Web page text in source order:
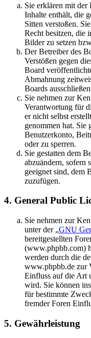
Sie erklären mit der
Inhalte enthält, die
Sitten verstoßen.
Recht besitzen, die
Bilder zu setzen
Der Betreiber des
Verstößen gegen
Board
Abmahnung
Boards
Sie nehmen zur
Verantwortung für
er nicht selbst
genommen hat. Sie
Benutzerkonto,
oder zu sperren.
Sie gestatten dem
abzuändern, sofern
geeignet sind, dem
zuzufügen.
4. General Public
Sie nehmen zur
unter der „GNU
bereitgestellten
(www.phpbb.com)
werden durch die
www.phpbb.de zur
Einfluss auf die Art
wird. Sie können
für bestimmte
fremder Foren
5. Gewährleistung